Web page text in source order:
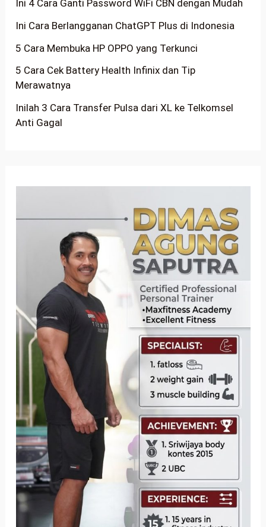
Ini 4 Cara Ganti Password WiFi CBN dengan Mudah
Ini Cara Berlangganan ChatGPT Plus di Indonesia
5 Cara Membuka HP OPPO yang Terkunci
5 Cara Cek Battery Health Infinix dan Tip
Merawatnya
Inilah 3 Cara Transfer Pulsa dari XL ke Telkomsel
Anti Gagal